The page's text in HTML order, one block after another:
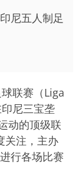
尼五人制足
联赛（Liga
尼三宝垄
动的顶级联
关注，主办
行各场比赛